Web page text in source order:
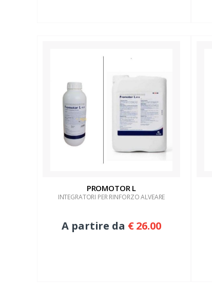
PROMOTOR L
INTEGRATORI PER RINFORZO ALVEARE
A partire da € 26.00